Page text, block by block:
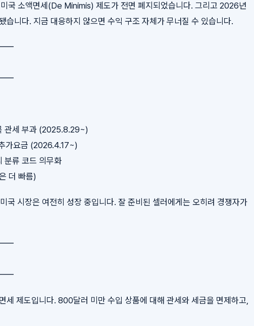
국 소액면세(De Minimis) 제도가 전면 폐지되었습니다. 그리고 2026년
니다. 지금 대응하지 않으면 수익 구조 자체가 무너질 수 있습니다.
관세 부과 (2025.8.29~)
가요금 (2026.4.17~)
분류 코드 의무화
더 빠름)
국 시장은 여전히 성장 중입니다. 잘 준비된 셀러에게는 오히려 경쟁자가
제도입니다. 800달러 미만 수입 상품에 대해 관세와 세금을 면제하고,